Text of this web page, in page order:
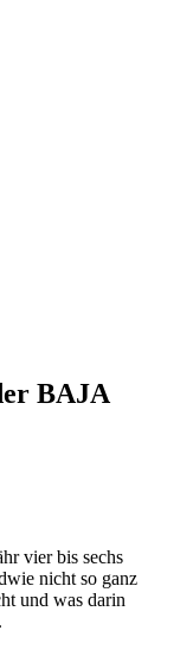
BAJA
vier bis sechs
nicht so ganz
und was darin